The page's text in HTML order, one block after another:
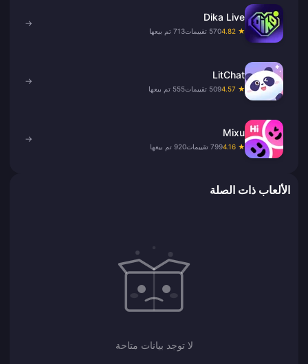
Dika Live
★ 4.82 570 تقييمات 713 تم بيعها
→
LitChat
★ 4.57 509 تقييمات 555 تم بيعها
→
Mixu
★ 4.16 799 تقييمات 920 تم بيعها
→
الألعاب ذات الصلة
لا توجد بيانات متاحة